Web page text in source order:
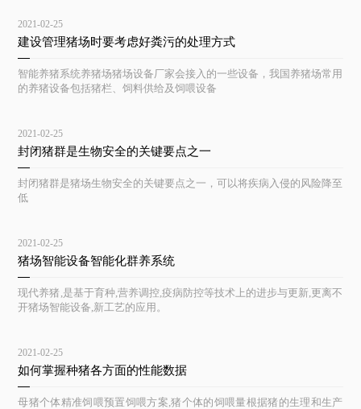
2021-02-25
建设管理猪场时要考虑好粪污的处理方式
智能养猪系统养猪场猪场设备厂家会接入的一些设备，我国养猪场常用
的养猪设备包括猪栏、饲料供给及饲喂设备
2021-02-25
封闭猪群是生物安全的关键要点之一
封闭猪群是猪场生物安全的关键要点之一，可以将疾病入侵的风险降至
低
2021-02-25
猪场智能设备智能化群养系统
现代养猪,是基于育种,营养调控,疫病防控等技术上的进步与更新,更离不
开猪场智能设备,新工艺的应用。
2021-02-25
如何掌握种猪各方面的性能数据
母猪个体精准饲喂预置饲喂方案,猪个体的饲喂量根据猪的生理和生产